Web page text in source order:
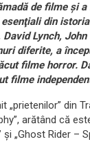
de filme şi
din
Lynch,
diferite, a
filme horror.
filme
„prietenilor” din
arătând că
şi „Ghost Rider –